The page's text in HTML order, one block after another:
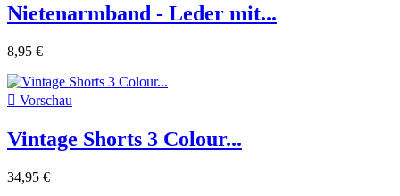
Nietenarmband - Leder mit...
8,95 €
 Vorschau
Vintage Shorts 3 Colour...
34,95 €